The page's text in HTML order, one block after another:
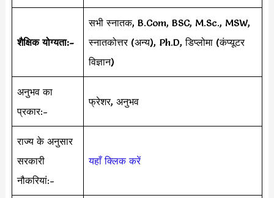
शैक्षिक योग्यता:-
सभी स्नातक, B.Com, BSC, M.Sc., MSW,
स्नातकोत्तर (अन्य), Ph.D, डिप्लोमा (कंप्यूटर
विज्ञान)
अनुभव का
प्रकार:-
फ्रेशर, अनुभव
राज्य के अनुसार
सरकारी
नौकरियां:-
यहाँ क्लिक करें